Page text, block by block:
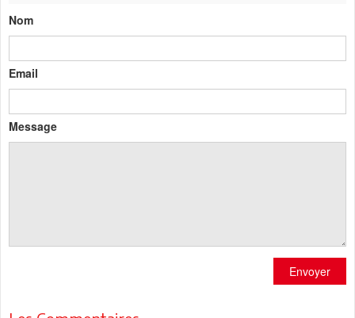
Nom
Email
Message
Envoyer